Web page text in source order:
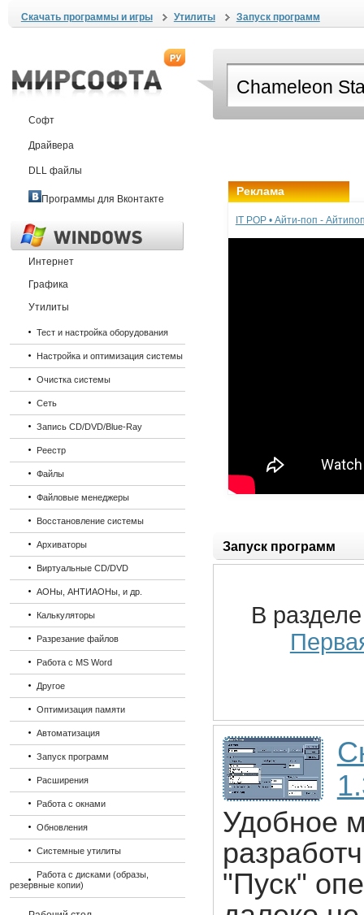
Скачать программы и игры Утилиты Запуск программ
Софт
Драйвера
DLL файлы
Программы для Вконтакте
Интернет
Графика
Утилиты
Тест и настройка оборудования
Настройка и оптимизация системы
Очистка системы
Сеть
Запись CD/DVD/Blue-Ray
Реестр
Файлы
Файловые менеджеры
Восстановление системы
Архиваторы
Виртуальные CD/DVD
АОНы, АНТИАОНы, и др.
Калькуляторы
Разрезание файлов
Работа с MS Word
Другое
Оптимизация памяти
Автоматизация
Запуск программ
Расширения
Работа с окнами
Обновления
Системные утилиты
Работа с дисками (образы,
резервные копии)
Реклама
IT POP • Айти-поп -
Запуск программ
В
Удобное
"Пуск"